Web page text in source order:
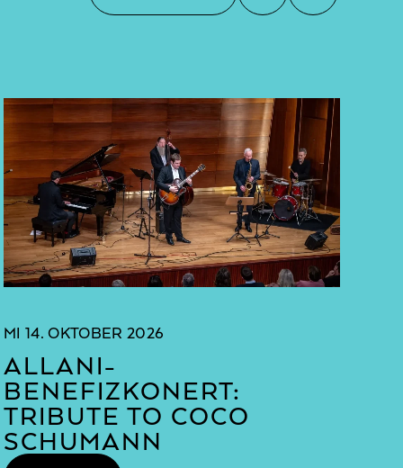
MI 14. OKTOBER 2026
ALLANI-
BENEFIZKONERT:
TRIBUTE TO COCO
SCHUMANN